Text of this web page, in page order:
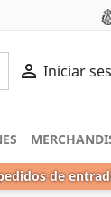
 Iniciar
de